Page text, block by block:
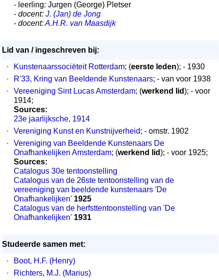
- leerling: Jurgen (George) Pletser
- docent: J. (Jan) de Jong
- docent:A.H.R. van Maasdijk
Lid van / ingeschreven bij:
·
Kunstenaarssociëteit Rotterdam; (eerste leden); - 1930
·
R'33, Kring van Beeldende Kunstenaars; - van voor 1938
·
Vereeniging Sint Lucas Amsterdam; (werkend lid); - voor
1914;
Sources:
23e jaarlijksche, 1914
·
Vereniging Kunst en Kunstnijverheid; - omstr. 1902
·
Vereniging van Beeldende Kunstenaars De
Onafhankelijken Amsterdam; (werkend lid); - voor 1925;
Sources:
Catalogus 30e tentoonstelling
Catalogus van de 26ste tentoonstelling van de
vereeniging van beeldende kunstenaars 'De
Onafhankelijken' 1925
Catalogus van de herfsttentoonstelling van 'De
Onafhankelijken' 1931
Studeerde samen met:
·
Boot, H.F. (Henry)
·
Richters, M.J. (Marius)